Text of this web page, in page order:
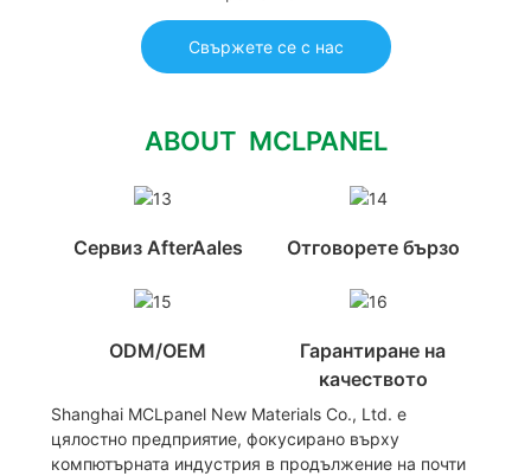
Свържете се с нас
ABOUT MCLPANEL
Сервиз AfterAales Отговорете бързо
ODM/OEM
Гарантиране на
качеството
Shanghai MCLpanel New Materials Co., Ltd. е
цялостно предприятие, фокусирано върху
компютърната индустрия в продължение на почти